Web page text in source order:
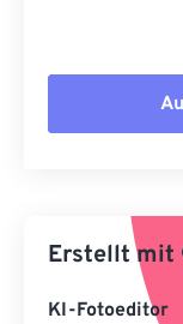
Aus
Als
Erstellt mit
KI-Fotoeditor